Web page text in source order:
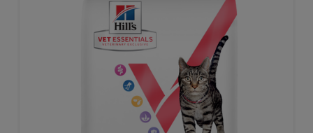
Unterstützung der Entwicklung des Gehirns und
Antioxidantien zur Unterstützung des Immunsystems
während der Entwicklung.
Für eine bessere Zukunft, die bereits heute beginnt.